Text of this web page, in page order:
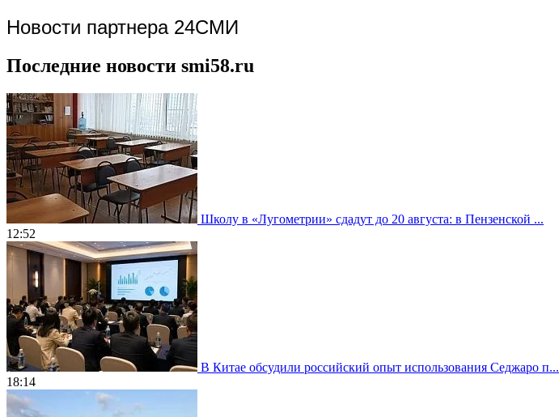
Новости партнера 24СМИ
Последние новости smi58.ru
Школу в «Лугометрии» сдадут до 20 августа: в Пензенской ...
12:52
В Китае обсудили российский опыт использования Седжаро п...
18:14